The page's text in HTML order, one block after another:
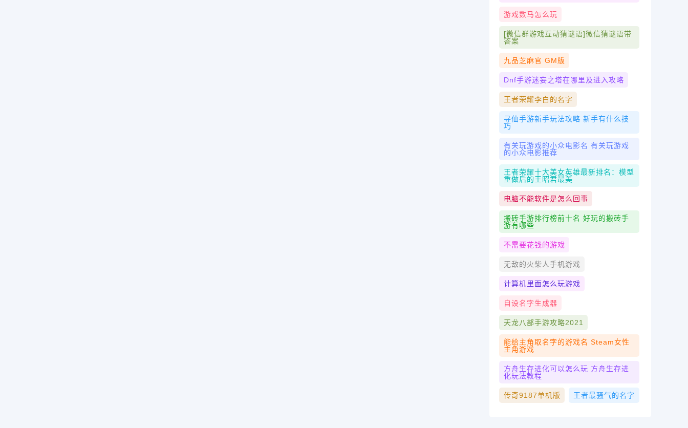
游戏数马怎么玩
[微信群游戏互动猜谜语]微信猜谜语带
答案
九品芝麻官 GM版
Dnf手游迷妄之塔在哪里及进入攻略
王者荣耀李白的名字
寻仙手游新手玩法攻略 新手有什么技
巧
有关玩游戏的小众电影名 有关玩游戏
的小众电影推荐
王者荣耀十大美女英雄最新排名：模型
重做后的王昭君最美
电脑不能软件是怎么回事
搬砖手游排行榜前十名 好玩的搬砖手
游有哪些
不需要花钱的游戏
无敌的火柴人手机游戏
计算机里面怎么玩游戏
自设名字生成器
天龙八部手游攻略2021
能给主角取名字的游戏名 Steam女性
主角游戏
方舟生存进化可以怎么玩 方舟生存进
化玩法教程
传奇9187单机版 王者最骚气的名字